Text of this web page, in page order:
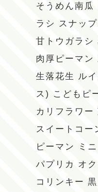
そうめん南瓜
ラシ
スナッ
甘トウガラシ
肉厚ピーマン
生落花生
ル
ス) こどもピ
カリフラワー
スイートコー
ピーマン
ミ
パプリカ オク
コリンキー